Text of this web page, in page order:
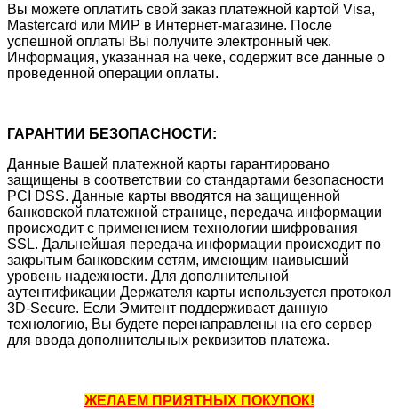
Вы можете оплатить свой заказ платежной картой Visa,
Mastercard или МИР в Интернет-магазине. После
успешной оплаты Вы получите электронный чек.
Информация, указанная на чеке, содержит все данные о
проведенной операции оплаты.
ГАРАНТИИ БЕЗОПАСНОСТИ:
Данные Вашей платежной карты гарантировано
защищены в соответствии со стандартами безопасности
PCI DSS. Данные карты вводятся на защищенной
банковской платежной странице, передача информации
происходит с применением технологии шифрования
SSL. Дальнейшая передача информации происходит по
закрытым банковским сетям, имеющим наивысший
уровень надежности. Для дополнительной
аутентификации Держателя карты используется протокол
3D-Secure. Если Эмитент поддерживает данную
технологию, Вы будете перенаправлены на его сервер
для ввода дополнительных реквизитов платежа.
ЖЕЛАЕМ ПРИЯТНЫХ ПОКУПОК!